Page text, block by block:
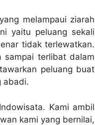
melampaui ziarah
yaitu peluang sekali
tidak terlewatkan.
sampai terlibat dalam
peluang buat
abadi.
Kami ambil
kami yang bernilai,